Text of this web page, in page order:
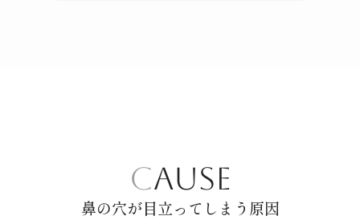
CAUSE
鼻の穴が目立ってしまう原因